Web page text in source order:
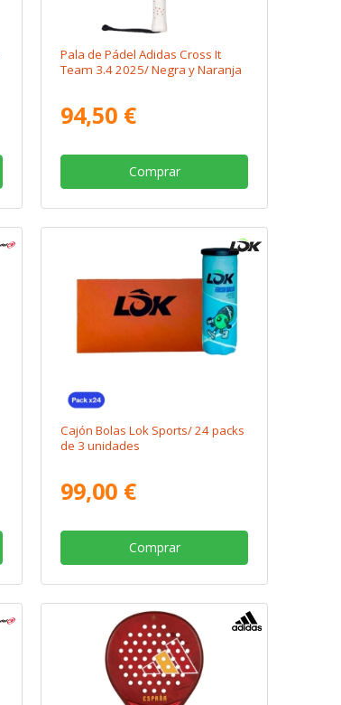
Pala de Pádel Adidas Cross It
Team 3.4 2025/ Negra y Naranja
94,50 €
Comprar
Cajón Bolas Lok Sports/ 24 packs
de 3 unidades
99,00 €
Comprar